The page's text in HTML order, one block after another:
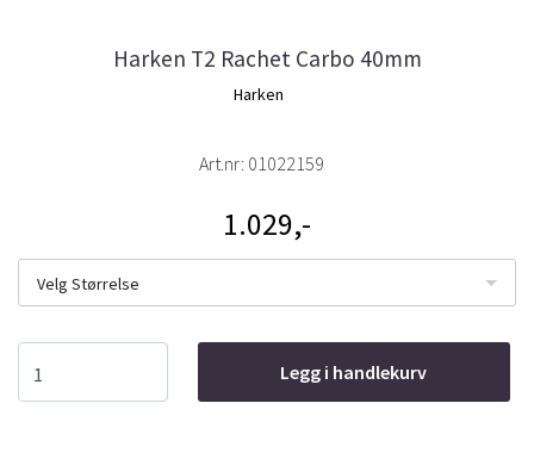
Harken T2 Rachet Carbo 40mm
Harken
Art.nr: 01022159
1.029,-
Velg Størrelse
Legg i handlekurv